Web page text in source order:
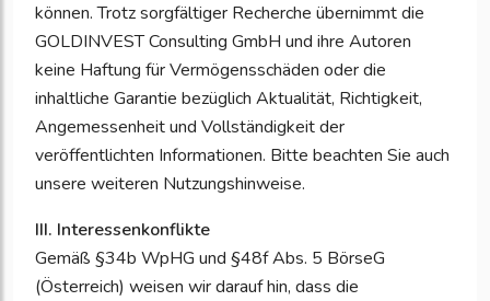
können. Trotz sorgfältiger Recherche übernimmt die
GOLDINVEST Consulting GmbH und ihre Autoren
keine Haftung für Vermögensschäden oder die
inhaltliche Garantie bezüglich Aktualität, Richtigkeit,
Angemessenheit und Vollständigkeit der
veröffentlichten Informationen. Bitte beachten Sie auch
unsere weiteren Nutzungshinweise.
III. Interessenkonflikte
Gemäß §34b WpHG und §48f Abs. 5 BörseG
(Österreich) weisen wir darauf hin, dass die